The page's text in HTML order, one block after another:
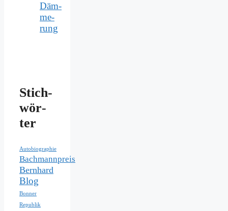
Däm­
me­
rung
Stich­
wör­
ter
Autobiographie
Bachmannpreis
Bernhard
Blog
Bonner
Republik